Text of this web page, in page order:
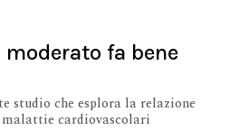
fa bene
studio che esplora la relazione
cardiovascolari